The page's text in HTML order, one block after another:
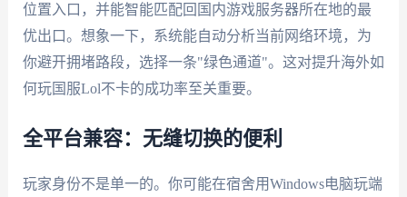
位置入口，并能智能匹配回国内游戏服务器所在地的最
优出口。想象一下，系统能自动分析当前网络环境，为
你避开拥堵路段，选择一条"绿色通道"。这对提升海外如
何玩国服Lol不卡的成功率至关重要。
全平台兼容：无缝切换的便利
玩家身份不是单一的。你可能在宿舍用Windows电脑玩端